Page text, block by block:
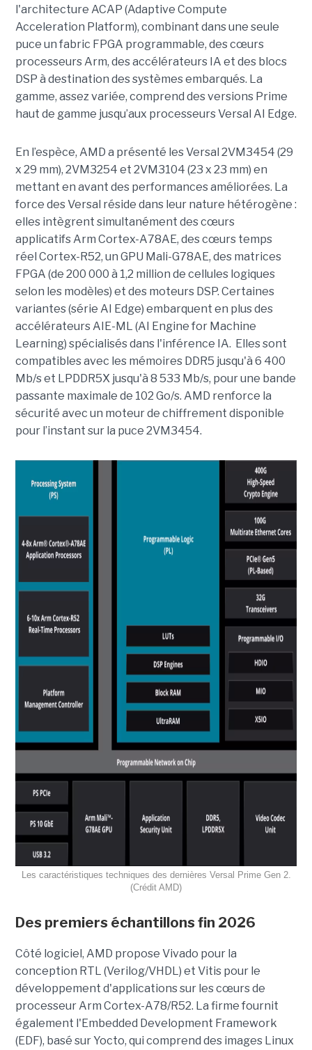
l'architecture ACAP (Adaptive Compute
Acceleration Platform), combinant dans une seule
puce un fabric FPGA programmable, des cœurs
processeurs Arm, des accélérateurs IA et des blocs
DSP à destination des systèmes embarqués. La
gamme, assez variée, comprend des versions Prime
haut de gamme jusqu’aux processeurs Versal AI Edge.
En l’espèce, AMD a présenté les Versal 2VM3454 (29
x 29 mm), 2VM3254 et 2VM3104 (23 x 23 mm) en
mettant en avant des performances améliorées. La
force des Versal réside dans leur nature hétérogène :
elles intègrent simultanément des cœurs
applicatifs Arm Cortex-A78AE, des cœurs temps
réel Cortex-R52, un GPU Mali-G78AE, des matrices
FPGA (de 200 000 à 1,2 million de cellules logiques
selon les modèles) et des moteurs DSP. Certaines
variantes (série AI Edge) embarquent en plus des
accélérateurs AIE-ML (AI Engine for Machine
Learning) spécialisés dans l'inférence IA. Elles sont
compatibles avec les mémoires DDR5 jusqu'à 6 400
Mb/s et LPDDR5X jusqu'à 8 533 Mb/s, pour une bande
passante maximale de 102 Go/s. AMD renforce la
sécurité avec un moteur de chiffrement disponible
pour l’instant sur la puce 2VM3454.
Les caractéristiques techniques des dernières Versal Prime Gen 2.
(Crédit AMD)
Des premiers échantillons fin 2026
Côté logiciel, AMD propose Vivado pour la
conception RTL (Verilog/VHDL) et Vitis pour le
développement d'applications sur les cœurs de
processeur Arm Cortex-A78/R52. La firme fournit
également l'Embedded Development Framework
(EDF), basé sur Yocto, qui comprend des images Linux